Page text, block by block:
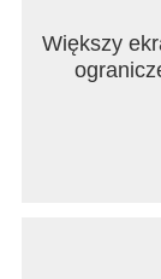
Większy